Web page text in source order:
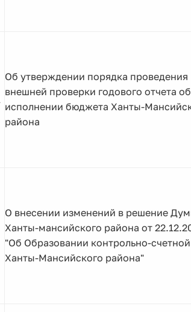
Об утверждении порядка проведения
внешней проверки годового отчета об
исполнении бюджета Ханты-
района
О внесении изменений в решение
Ханты-мансийского района от
"Об Образовании контрольно-
Ханты-Мансийского района"